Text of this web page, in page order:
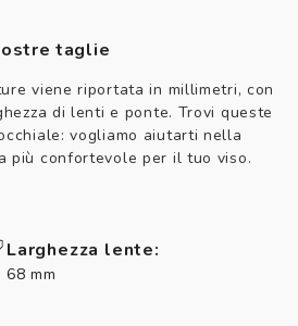
taglie
viene riportata in millimetri, con
di lenti e ponte. Trovi queste
vogliamo aiutarti nella
più confortevole per il tuo viso.
Larghezza lente:
68 mm